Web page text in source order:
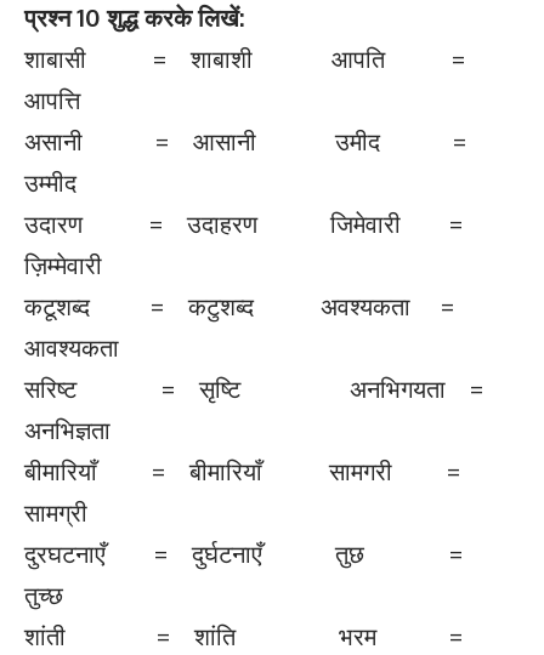
प्रश्न10शुद्ध करके लिखें:
शाबासी = शाबाशी आपति =
आपत्ति
असानी = आसानी उमीद =
उम्मीद
उदारण = उदाहरण जिमेवारी =
ज़िम्मेवारी
कटूशब्द = कटुशब्द अवश्यकता =
आवश्यकता
सरिष्ट = सृष्टि अनभिगयता =
अनभिज्ञता
बीमारियाँ = बीमारियाँ सामगरी =
सामग्री
दुरघटनाएँ = दुर्घटनाएँ तुछ =
तुच्छ
शांती = शांति भरम =